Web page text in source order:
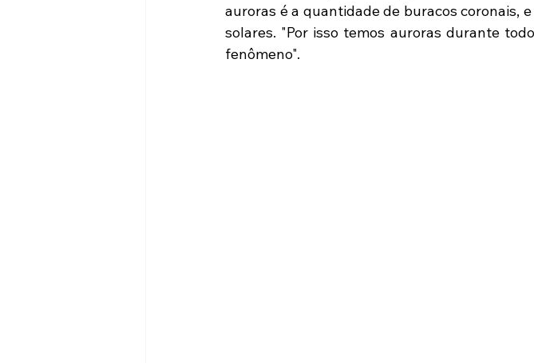
auroras é a quantidade de buracos coronais,
solares. "Por isso temos auroras durante
fenômeno".